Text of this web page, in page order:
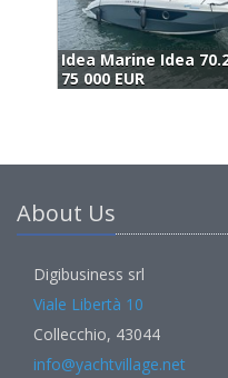
(75 000 € ) 70
About Us
Digibusiness srl
Viale Libertà 10
Collecchio, 43044
info@yachtvillage.net